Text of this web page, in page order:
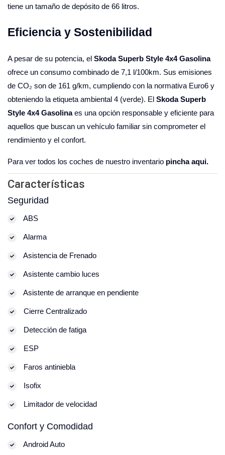
tiene un tamaño de depósito de 66 litros.
Eficiencia y Sostenibilidad
A pesar de su potencia, el Skoda Superb Style 4x4 Gasolina
ofrece un consumo combinado de 7,1 l/100km. Sus emisiones
de CO₂ son de 161 g/km, cumpliendo con la normativa Euro6 y
obteniendo la etiqueta ambiental 4 (verde). El Skoda Superb
Style 4x4 Gasolinaes una opción responsable y eficiente para
aquellos que buscan un vehículo familiar sin comprometer el
rendimiento y el confort.
Para ver todos los coches de nuestro inventario pincha aqui.
Características
Seguridad
ABS
Alarma
Asistencia de Frenado
Asistente cambio luces
Asistente de arranque en pendiente
Cierre Centralizado
Detección de fatiga
ESP
Faros antiniebla
Isofix
Limitador de velocidad
Confort y Comodidad
Android Auto